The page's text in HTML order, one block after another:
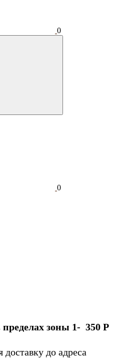
0
0
пределах зоны 1- 350 Р
до адреса